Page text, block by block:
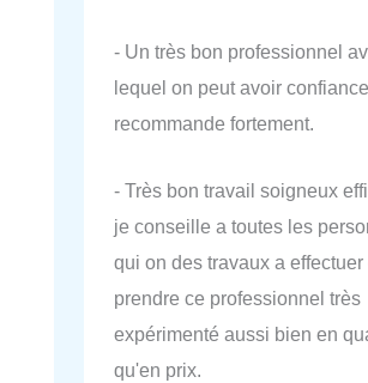
- Un très bon professionnel
lequel on peut avoir
recommande fortement.
- Très bon travail soigneux
je conseille a toutes les
qui on des travaux a effectuer
prendre ce professionnel très
expérimenté aussi bien en
qu'en prix.